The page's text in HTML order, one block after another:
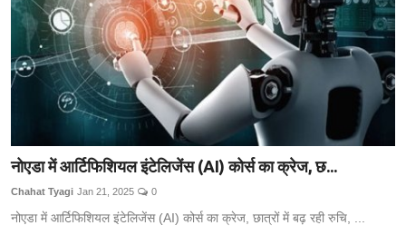
नोएडा में आर्टिफिशियल इंटेलिजेंस (AI) कोर्स का क्रेज, छ...
Chahat Tyagi Jan 21, 2025 0
नोएडा में आर्टिफिशियल इंटेलिजेंस (AI) कोर्स का क्रेज, छात्रों में बढ़ रही रुचि, ...